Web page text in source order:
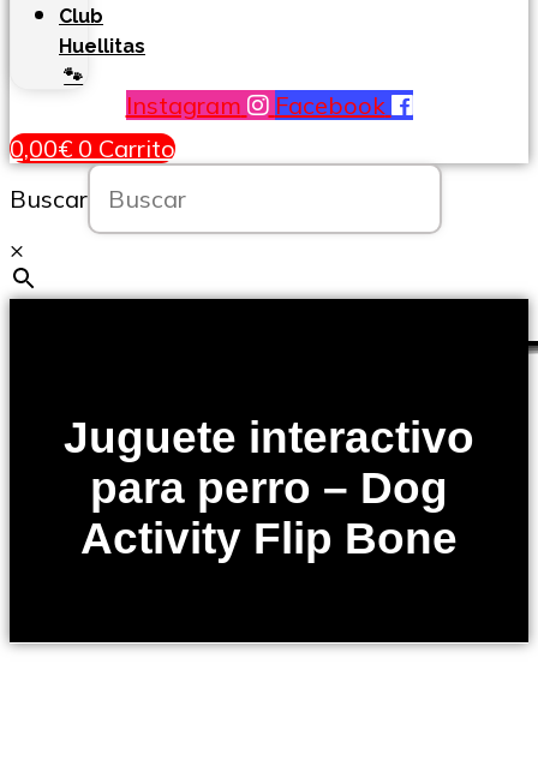
Club
Huellitas
🐾
Instagram
Facebook
0,00€ 0 Carrito
Buscar
×
Juguete interactivo
para perro – Dog
Activity Flip Bone